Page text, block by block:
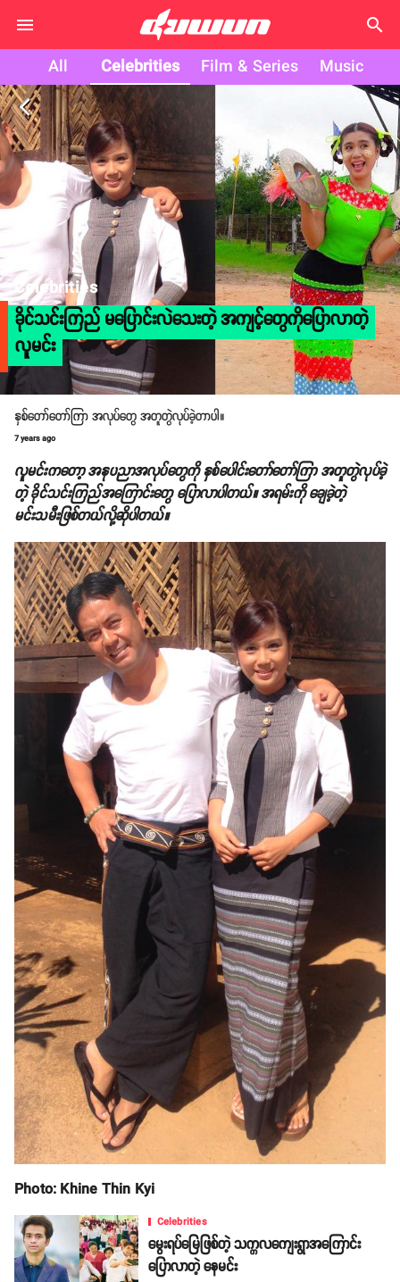
search
All Celebrities Film & Series Music
arrow_back_ios
Celebrities
ခိုင်သင်းကြည် မပြောင်းလဲသေးတဲ့ အကျင့်တွေကိုပြောလာတဲ့
လူမင်း
နှစ်တော်တော်ကြာ အလုပ်တွေ အတူတွဲလုပ်ခဲ့တာပါ။
7 years ago
လူမင်းကတော့ အနုပညာအလုပ်တွေကို နှစ်ပေါင်းတော်တော်ကြာ အတူတွဲလုပ်ခဲ့
တဲ့ ခိုင်သင်းကြည်အကြောင်းတွေ ပြောလာပါတယ်။ အရမ်းကို ချေခဲ့တဲ့
မင်းသမီးဖြစ်တယ်လို့ဆိုပါတယ်။
Photo: Khine Thin Kyi
Celebrities
မွေးရပ်မြေဖြစ်တဲ့ သက္ကလကျေးရွာအကြောင်း
ပြောလာတဲ့ နေမင်း